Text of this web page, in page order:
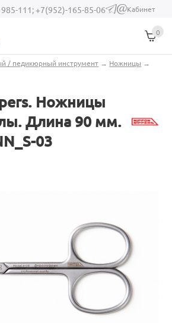
985-111;+7(952)-165-85-06
(link sends e-
Кабинет
0
/ педикюрный инструмент → Ножницы →
Ножницы
Длина 90 мм.
03